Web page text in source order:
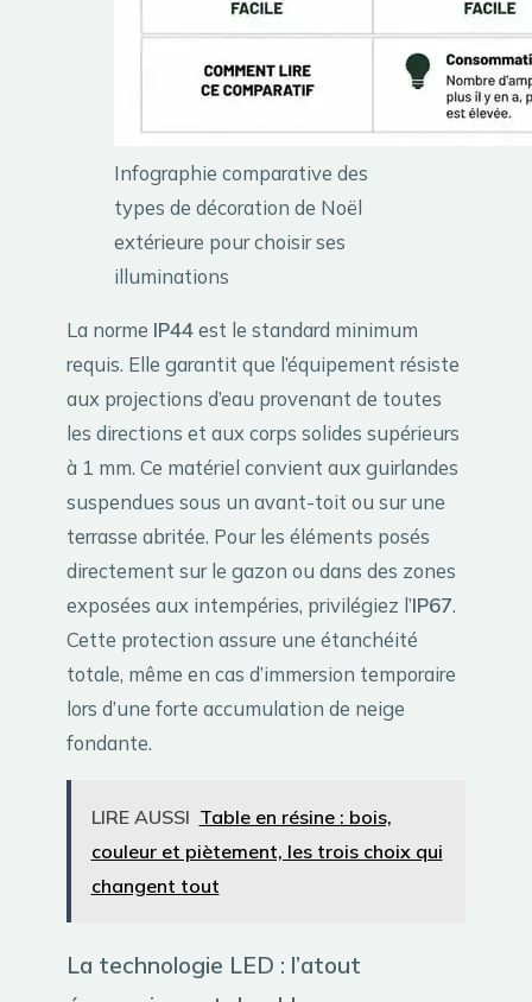
Infographie comparative des
types de décoration de Noël
extérieure pour choisir ses
illuminations
La norme IP44est le standard minimum
requis. Elle garantit que l’équipement résiste
aux projections d’eau provenant de toutes
les directions et aux corps solides supérieurs
à 1 mm. Ce matériel convient aux guirlandes
suspendues sous un avant-toit ou sur une
terrasse abritée. Pour les éléments posés
directement sur le gazon ou dans des zones
exposées aux intempéries, privilégiez l’IP67.
Cette protection assure une étanchéité
totale, même en cas d’immersion temporaire
lors d’une forte accumulation de neige
fondante.
LIRE AUSSI Table en résine : bois,
couleur et piètement, les trois choix qui
changent tout
La technologie LED : l’atout